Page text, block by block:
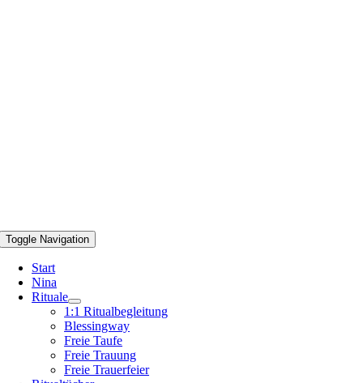
Toggle Navigation
Start
Nina
Rituale
1:1 Ritualbegleitung
Blessingway
Freie Taufe
Freie Trauung
Freie Trauerfeier